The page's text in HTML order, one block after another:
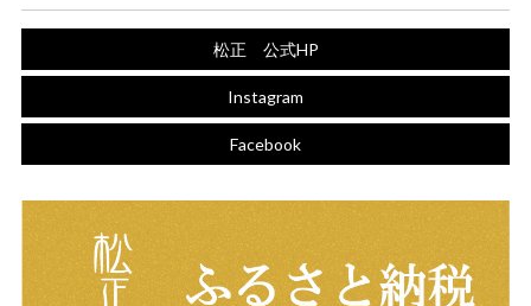
松正 公式HP
Instagram
Facebook